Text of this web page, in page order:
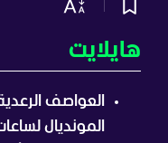
هايلايت
العواصف
المونديال